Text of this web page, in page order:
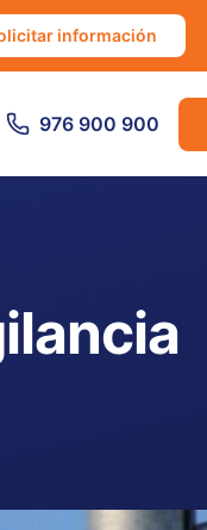
información
976 900 900